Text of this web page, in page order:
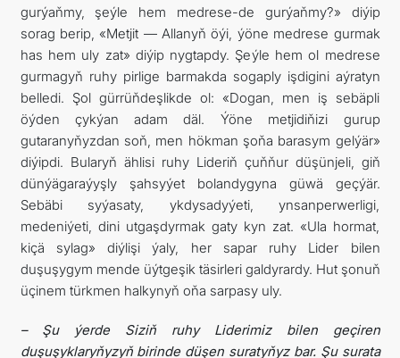
gurýaňmy, şeýle hem medrese-de gurýaňmy?» diýip
sorag berip, «Metjit — Allanyň öýi, ýöne medrese gurmak
has hem uly zat» diýip nygtapdy. Şeýle hem ol medrese
gurmagyň ruhy pirlige barmakda sogaply işdigini aýratyn
belledi. Şol gürrüňdeşlikde ol: «Dogan, men iş sebäpli
öýden çykýan adam däl. Ýöne metjidiňizi gurup
gutaranyňyzdan soň, men hökman şoňa barasym gelýär»
diýipdi. Bularyň ählisi ruhy Lideriň çuňňur düşünjeli, giň
dünýägaraýyşly şahsyýet bolandygyna güwä geçýär.
Sebäbi syýasaty, ykdysadyýeti, ynsanperwerligi,
medeniýeti, dini utgaşdyrmak gaty kyn zat. «Ula hormat,
kiçä sylag» diýlişi ýaly, her sapar ruhy Lider bilen
duşuşygym mende üýtgeşik täsirleri galdyrardy. Hut şonuň
üçinem türkmen halkynyň oňa sarpasy uly.
– Şu ýerde Siziň ruhy Liderimiz bilen geçiren
duşuşyklaryňyzyň birinde düşen suratyňyz bar. Şu surata